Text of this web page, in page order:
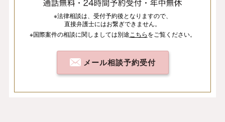
※法律相談は、 受付予約後となりますので、
直接弁護士にはお繋ぎできません。
※国際案件の相談に関しましては別途 こちらをご覧ください。
メール相談予約受付